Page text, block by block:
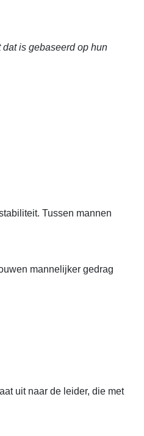
is gebaseerd op hun
Tussen mannen
mannelijker gedrag
uit naar de leider, die met